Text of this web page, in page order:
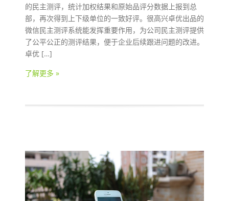
的民主测评，统计加权结果和原始品评分数据上报到总
部，再次得到上下级单位的一致好评。很高兴卓优出品的
微信民主测评系统能发挥重要作用，为公司民主测评提供
了公平公正的测评结果，便于企业后续跟进问题的改进。
卓优 […]
了解更多 »